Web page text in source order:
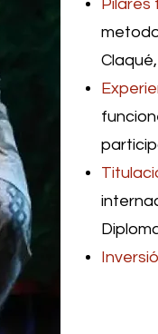
Pilares